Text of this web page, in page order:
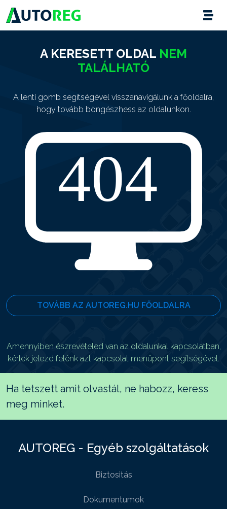
A KERESETT OLDAL NEM
TALÁLHATÓ
A lenti gomb segítségével visszanavigálunk a főoldalra,
hogy tovább böngészhess az oldalunkon.
TOVÁBB AZ AUTOREG.HU FŐOLDALRA
Amennyiben észrevételed van az oldalunkal kapcsolatban,
kérlek jelezd felénk azt kapcsolat menüpont segítségével.
Ha tetszett amit olvastál, ne habozz, keress
meg minket.
AUTOREG - Egyéb szolgáltatások
Biztositás
Dokumentumok